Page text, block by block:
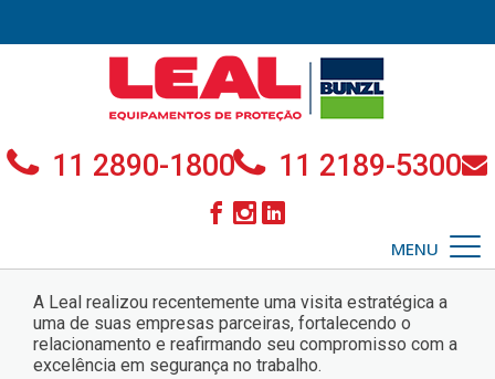
11 2890-1800 11 2189-5300
MENU
A Leal realizou recentemente uma visita estratégica a
uma de suas empresas parceiras, fortalecendo o
relacionamento e reafirmando seu compromisso com a
excelência em segurança no trabalho.